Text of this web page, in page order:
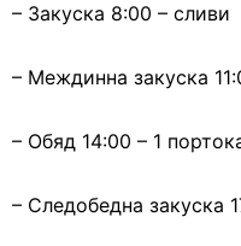
– Закуска 8:00 – сливи
– Междинна закуска
– Обяд 14:00 – 1
– Следобедна закуска